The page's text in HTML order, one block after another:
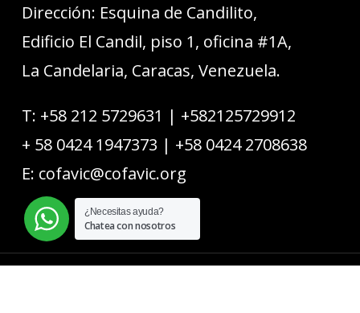
Dirección: Esquina de Candilito,
Edificio El Candil, piso 1, oficina #1A,
La Candelaria, Caracas, Venezuela.
T: +58 212 5729631 | +582125729912
+ 58 0424 1947373 | +58 0424 2708638
E: cofavic@cofavic.org
¿Necesitas ayuda?
Chatea con nosotros